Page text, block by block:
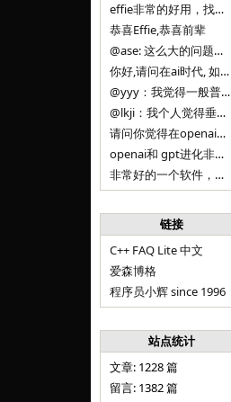
effie非常的好用，找了很多年，终于找到这款，已经推荐给身边不少朋友使用和付费。有个小建议，文档里面是否可以增加gif的动图显示
恭喜Effie,恭喜前辈
@ase: 这么大的问题，我觉得我并没有答案。又或者说，每个人（公司）有自己的答案。
你好,请问在ai时代, 如何做软件. 是像以前那样,先构建软件的功能界面和服务,比如Office,嘀嘀打车,airbnb那样的界面
@yyy：我觉得一般普通人（非技术类以及非AI专业领域的人）会接触到的大语言模型肯定是大厂的超级模型。开源模型以后会更多被用在垂直
@lkji：我个人觉得垂直模型会自成一条发展线路的。AI 落地实际应用，一定还是垂直领域会更多。只是，垂直领域每个领域都不大，所以
请问你觉得在openai大语言模型一日千里的情况下，人们还需要去了解学习理解使用开源模型吗，还是说只需要使用openai的大语言模
openai和 gpt进化非常快， 还有垂直模型的机会吗
非常好的一个软件，恭喜。
链接
C++ FAQ Lite 中文
爱森博格
程序员小辉 since 1996
站点统计
文章: 1228 篇
留言: 1382 篇